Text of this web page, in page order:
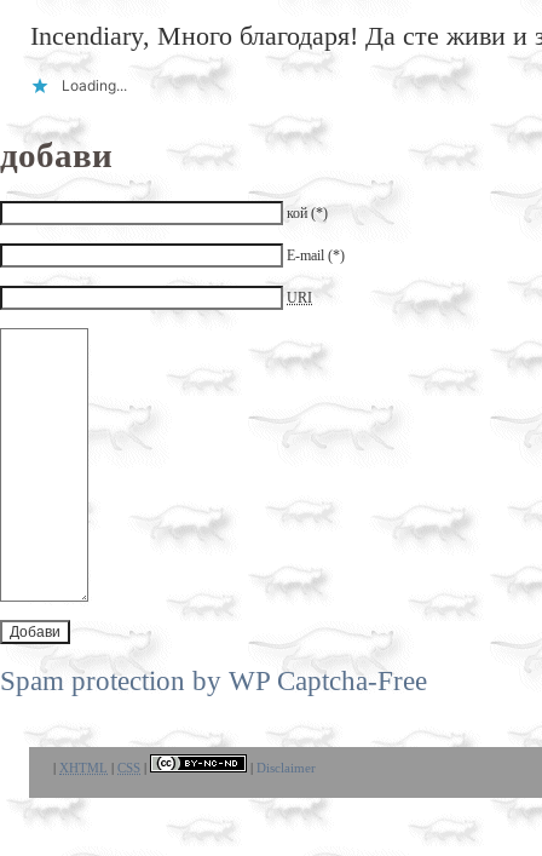
Incendiary, Много благодаря! Да сте живи и
Loading...
добави
кой (*)
E-mail (*)
URI
Spam protection by WP Captcha-Free
| XHTML | CSS | | Disclaimer